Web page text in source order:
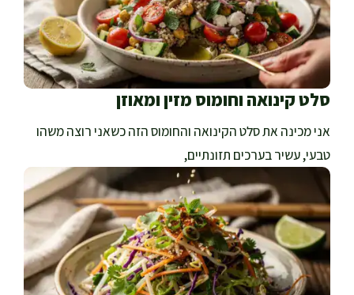
סלט קינואה וחומוס מזין ומאוזן
אני מכינה את סלט הקינואה והחומוס הזה כשאני רוצה משהו
טבעי, עשיר בערכים תזונתיים,